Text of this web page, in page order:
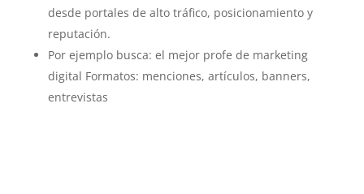
desde portales de alto tráfico, posicionamiento y
reputación.
Por ejemplo busca: el mejor profe de marketing
digital Formatos: menciones, artículos, banners,
entrevistas